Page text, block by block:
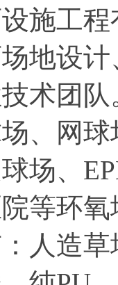
施工
地设
术团队
、网
场、
等环
人造